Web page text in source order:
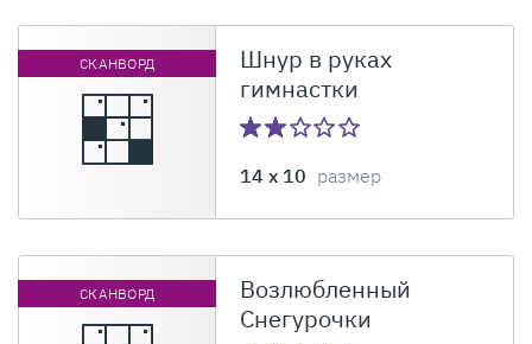
СКАНВОРД
Шнур в руках
гимнастки
14 x 10 размер
СКАНВОРД
Возлюбленный
Снегурочки